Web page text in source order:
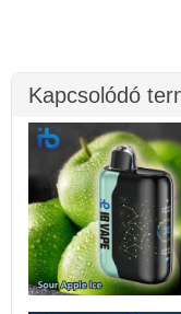
Kapcsolódó